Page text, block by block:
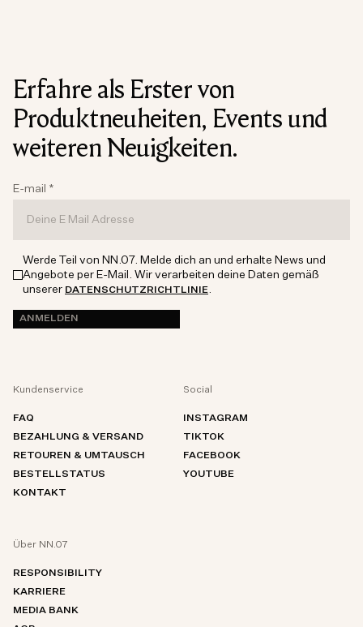
Erfahre als Erster von
Produktneuheiten, Events und
weiteren Neuigkeiten.
E-mail *
Werde Teil von NN.07. Melde dich an und erhalte News und
Angebote per E-Mail. Wir verarbeiten deine Daten gemäß
unserer DATENSCHUTZRICHTLINIE.
ANMELDEN
Kundenservice
FAQ
BEZAHLUNG & VERSAND
RETOUREN & UMTAUSCH
BESTELLSTATUS
KONTAKT
Social
INSTAGRAM
TIKTOK
FACEBOOK
YOUTUBE
Über NN.07
RESPONSIBILITY
KARRIERE
MEDIA BANK